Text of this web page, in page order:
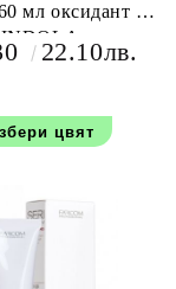
мл оксидант -
INDOLA22.10лв.
цвят